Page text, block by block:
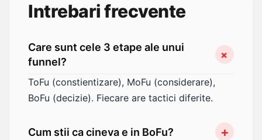
Intrebari frecvente
Care sunt cele 3 etape ale unui
funnel?
ToFu (constientizare), MoFu (considerare),
BoFu (decizie). Fiecare are tactici diferite.
Cum stii ca cineva e in BoFu?